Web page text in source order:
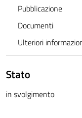
Pubblicazione
Documenti
Ulteriori
Stato
in svolgimento